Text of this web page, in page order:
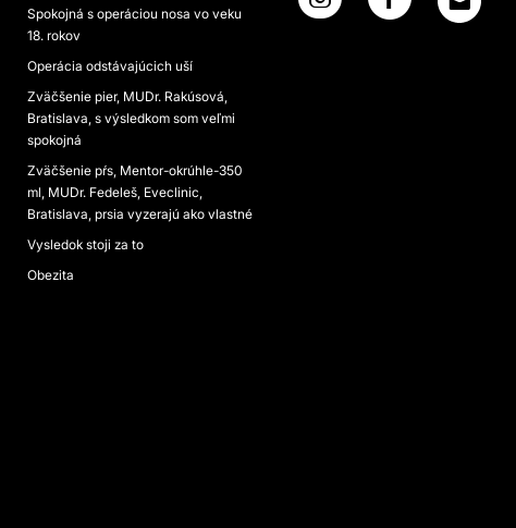
Spokojná s operáciou nosa vo veku
18. rokov
Operácia odstávajúcich uší
Zväčšenie pier, MUDr. Rakúsová,
Bratislava, s výsledkom som veľmi
spokojná
Zväčšenie pŕs, Mentor-okrúhle-350
ml, MUDr. Fedeleš, Eveclinic,
Bratislava, prsia vyzerajú ako vlastné
Vysledok stoji za to
Obezita